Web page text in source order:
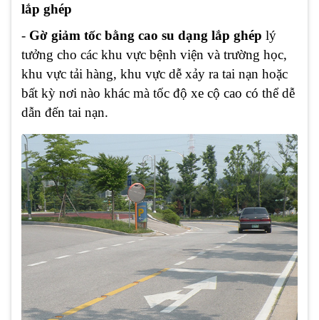
lắp ghép
- Gờ giảm tốc bằng cao su dạng lắp ghép lý
tưởng cho các khu vực bệnh viện và trường học,
khu vực tải hàng, khu vực dễ xảy ra tai nạn hoặc
bất kỳ nơi nào khác mà tốc độ xe cộ cao có thể dễ
dẫn đến tai nạn.